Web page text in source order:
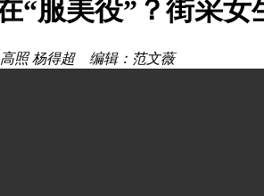
“服美役”？街采
高照 杨得超 编辑：范文薇